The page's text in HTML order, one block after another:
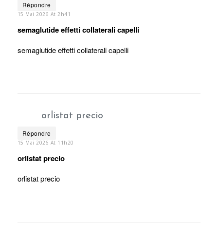
Répondre
15 Mai 2026 At 2h41
semaglutide effetti collaterali capelli
semaglutide effetti collaterali capelli
orlistat precio
Répondre
15 Mai 2026 At 11h20
orlistat precio
orlistat precio